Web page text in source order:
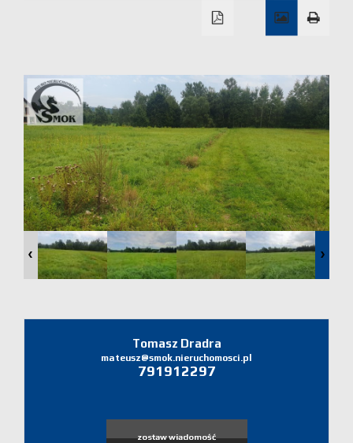
firmie
Domy
Dzialki
Lokale
Zgłoś
Tomasz Dradra
mateusz@smok.nieruchomosci.pl
791912297
zostaw wiadomość